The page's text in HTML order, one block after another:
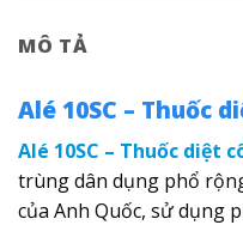
MÔ TẢ
Alé 10SC – Thuốc
Alé 10SC – Thuốc diệt
trùng dân dụng phổ
của Anh Quốc, sử dụng